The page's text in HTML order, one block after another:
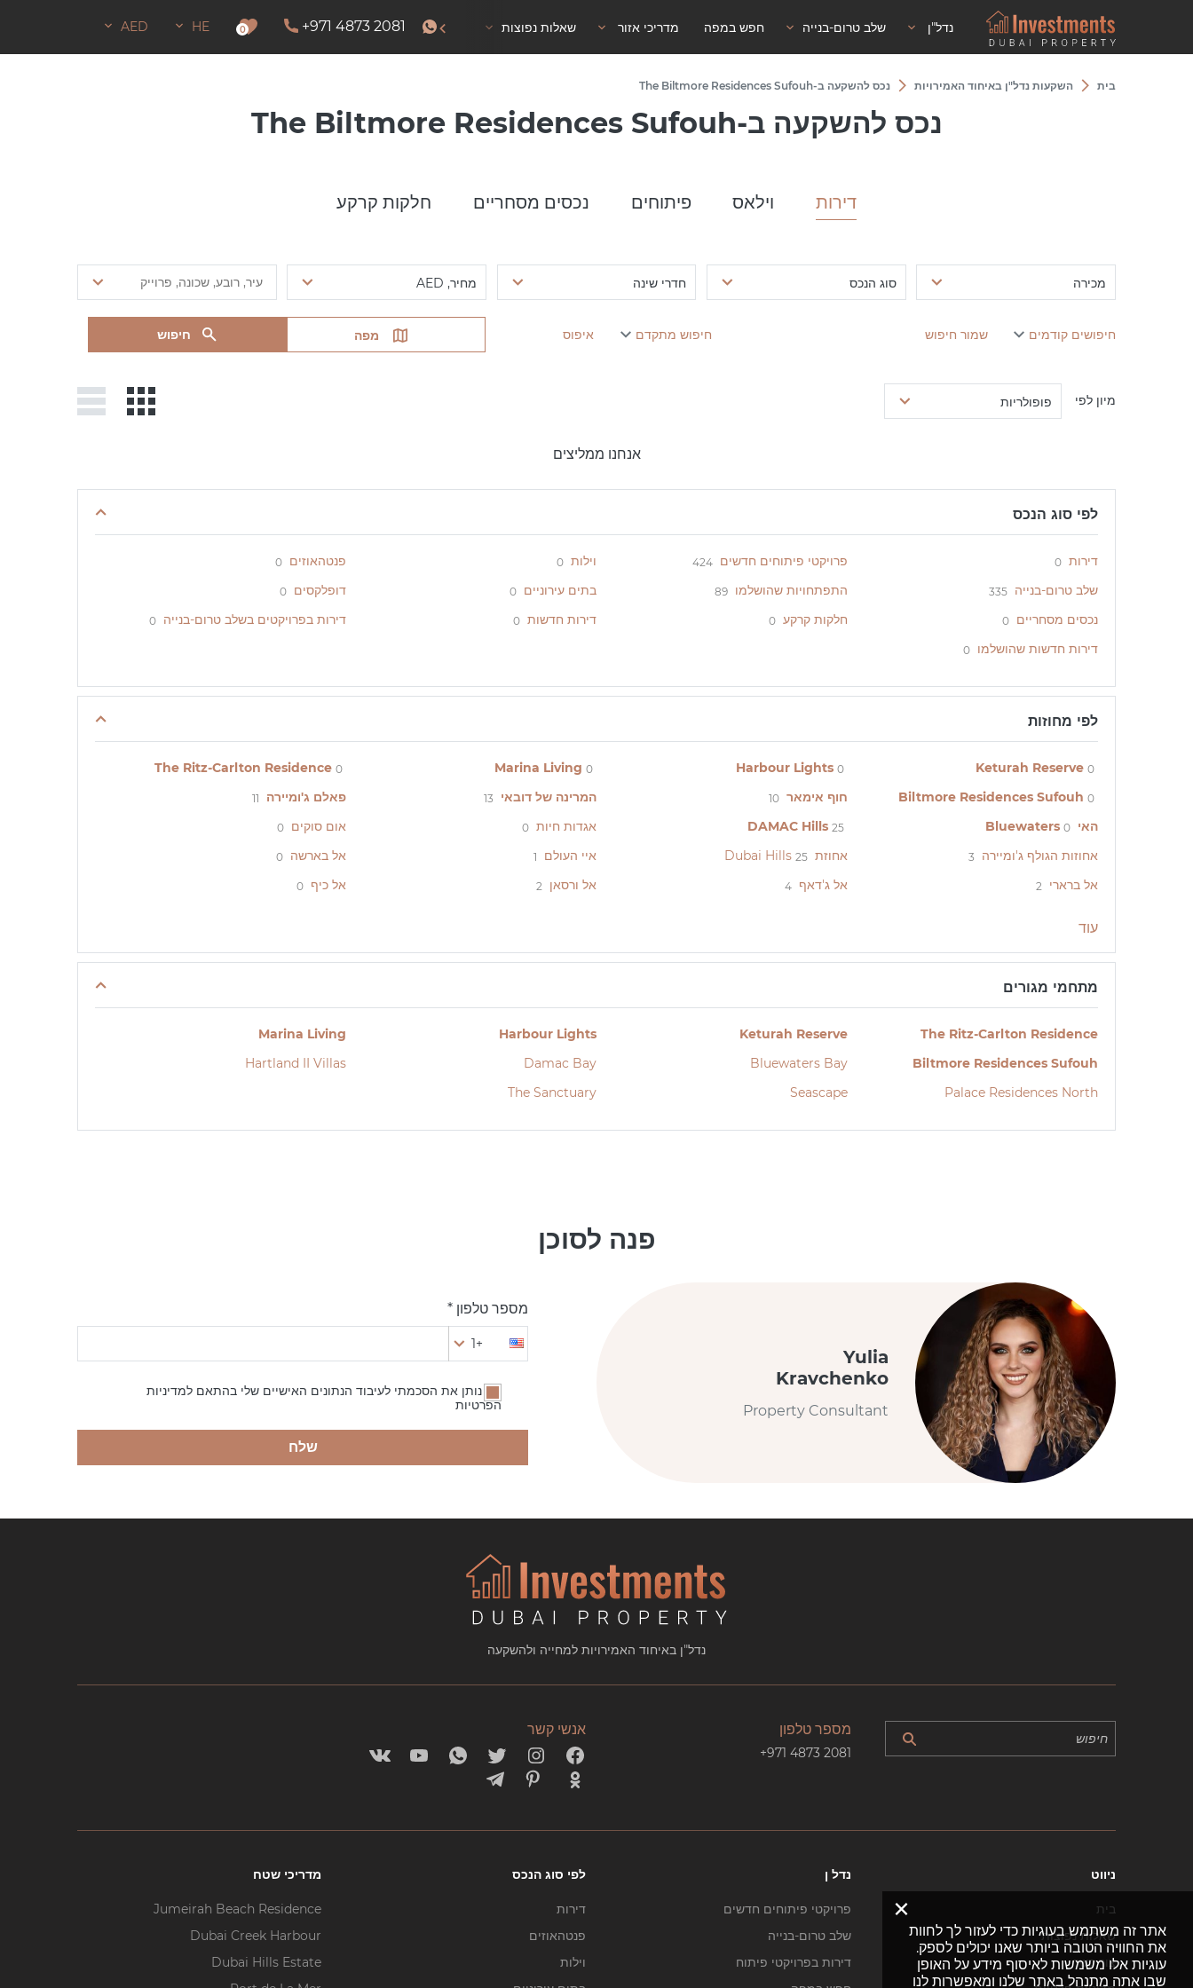
נדל"ן שלב טרום-בנייה חפש במפה מדריכי אזור שאלות נפוצות אישור שהייה+971 4873 2081
0
HE
AED
בית השקעות נדל"ן באיחוד האמירויות נכס להשקעה ב-The Biltmore Residences Sufouh
נכס להשקעה ב-The Biltmore Residences Sufouh
דירות וילאס פיתוחים נכסים מסחריים חלקות קרקע
מכירה סוג הנכס חדרי שינה מחיר, AED
חיפושים קודמים שמור חיפוש חיפוש מתקדם איפוס מפה חיפוש
מיון לפי פופולריות
אנחנו ממליצים
לפי סוג הנכס
דירות 0 פרויקטי פיתוחים חדשים 424 וילות 0 פנטהאוזים 0
שלב טרום-בנייה 335 התפתחויות שהושלמו 89 בתים עירוניים 0 דופלקסים 0
נכסים מסחריים 0 חלקות קרקע 0 דירות חדשות 0 דירות בפרויקטים בשלב טרום-בנייה 0
דירות חדשות שהושלמו 0
לפי מחוזות
Keturah Reserve 0
Harbour Lights 0
Marina Living 0
The Ritz-Carlton Residence 0
Biltmore Residences Sufouh 0 חוף אימאר 10 המרינה של דובאי 13 פאלם ג'ומיירה 11
האי Bluewaters 0
DAMAC Hills 25 אגדות חיות 0 אום סוקים 0
אחוזות הגולף ג'ומיירה 3 אחוזת Dubai Hills 25 איי העולם 1 אל בארשה 0
אל ברארי 2 אל ג'דאף 4 אל ורסאן 2 אל כיף 0
עוד
מתחמי מגורים
The Ritz-Carlton Residence
Keturah Reserve
Harbour Lights
Marina Living
Biltmore Residences Sufouh
Bluewaters Bay
Damac Bay
Hartland II Villas
Palace Residences North
Seascape
The Sanctuary
פנה לסוכן
Yulia
Kravchenko
Property Consultant
מספר טלפון *
+1
אני נותן את הסכמתי לעיבוד הנתונים האישיים שלי בהתאם למדיניות
הפרטיות
שלח
נדל"ן באיחוד האמירויות למחייה ולהשקעה
מספר טלפון
+971 4873 2081
אנשי קשר
ניווט
בית
שאלות נפוצות
צור קשר
נדל ן
פרויקטי פיתוחים חדשים
שלב טרום-בנייה
דירות בפרויקטי פיתוח
לפי סוג הנכס
דירות
פנטהאוזים
וילות
מדריכי שטח
Jumeirah Beach Residence
Dubai Creek Harbour
Dubai Hills Estate
×
אתר זה משתמש בעוגיות כדי לעזור לך לחוות
את החוויה הטובה ביותר שאנו יכולים לספק.
עוגיות אלו משמשות לאיסוף מידע על האופן
שבו אתה מתנהל באתר שלנו ומאפשרות לנו